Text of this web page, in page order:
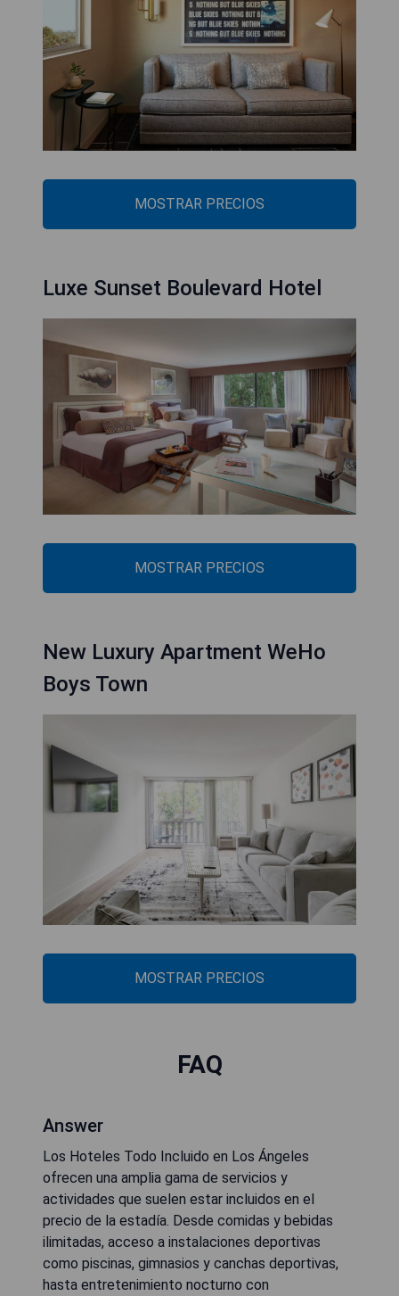
MOSTRAR PRECIOS
Luxe Sunset Boulevard Hotel
MOSTRAR PRECIOS
New Luxury Apartment WeHo
Boys Town
MOSTRAR PRECIOS
FAQ
Answer
Los Hoteles Todo Incluido en Los Ángeles
ofrecen una amplia gama de servicios y
actividades que suelen estar incluidos en el
precio de la estadía. Desde comidas y bebidas
ilimitadas, acceso a instalaciones deportivas
como piscinas, gimnasios y canchas deportivas,
hasta entretenimiento nocturno con